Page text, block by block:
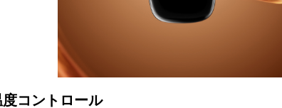
コントロール